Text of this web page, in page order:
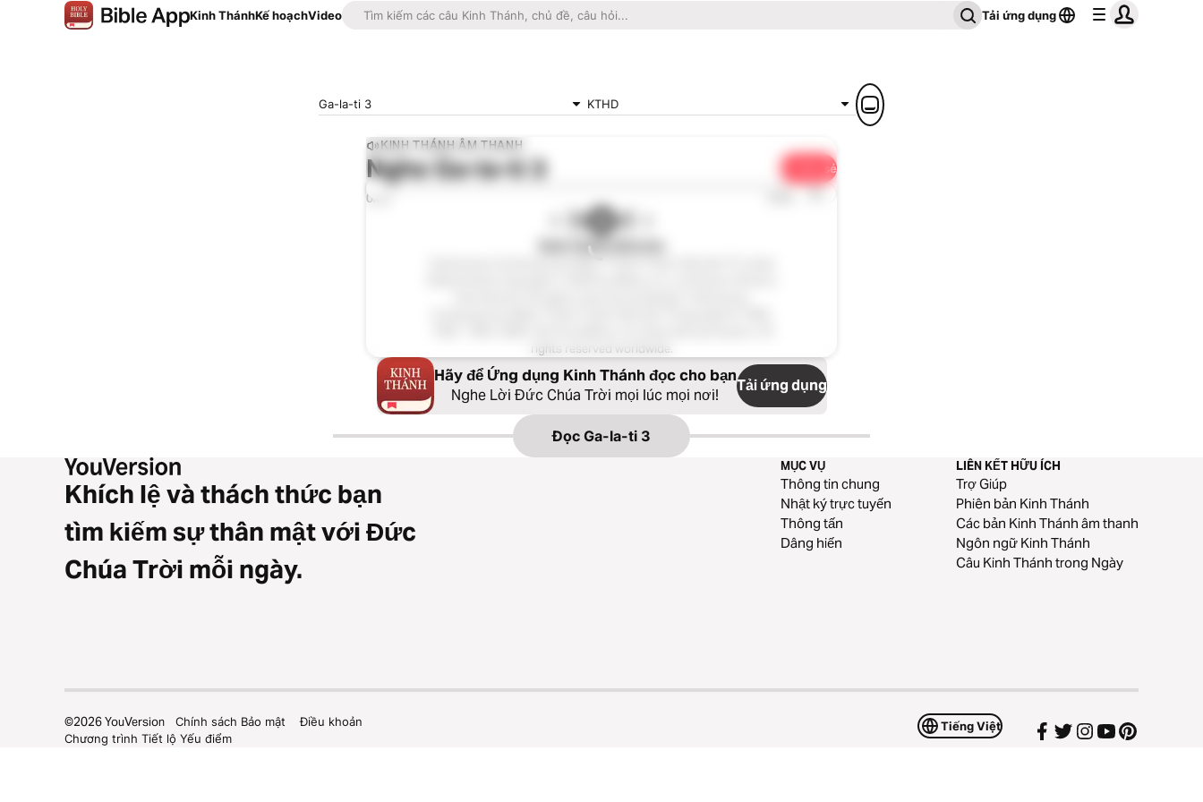
Kinh ThánhKế hoạchVideo Tải ứng dụng
Ga-la-ti 3 KTHD
KINH THÁNH ÂM THANH
NgheGa-la-ti 3 Chia sẻ
0:00 1x
Kinh Thánh Hiện Đại
rights reserved worldwide.
Hãy để Ứng dụng Kinh Thánh đọc cho bạn
Nghe Lời Đức Chúa Trời mọi lúc mọi nơi! Tải ứng dụng
Đọc Ga-la-ti 3
Khích lệ và thách thức bạn
tìm kiếm sự thân mật với Đức
Chúa Trời mỗi ngày.
MỤC VỤ
Thông tin chung
Nhật ký trực tuyến
Thông tấn
Dâng hiến
LIÊN KẾT HỮU ÍCH
Trợ Giúp
Phiên bản Kinh Thánh
Các bản Kinh Thánh âm thanh
Ngôn ngữ Kinh Thánh
Câu Kinh Thánh trong Ngày
Tiếng Việt
©2026YouVersion Chính sách Bảo mật
Điều khoản
Chương trình Tiết lộ Yếu điểm